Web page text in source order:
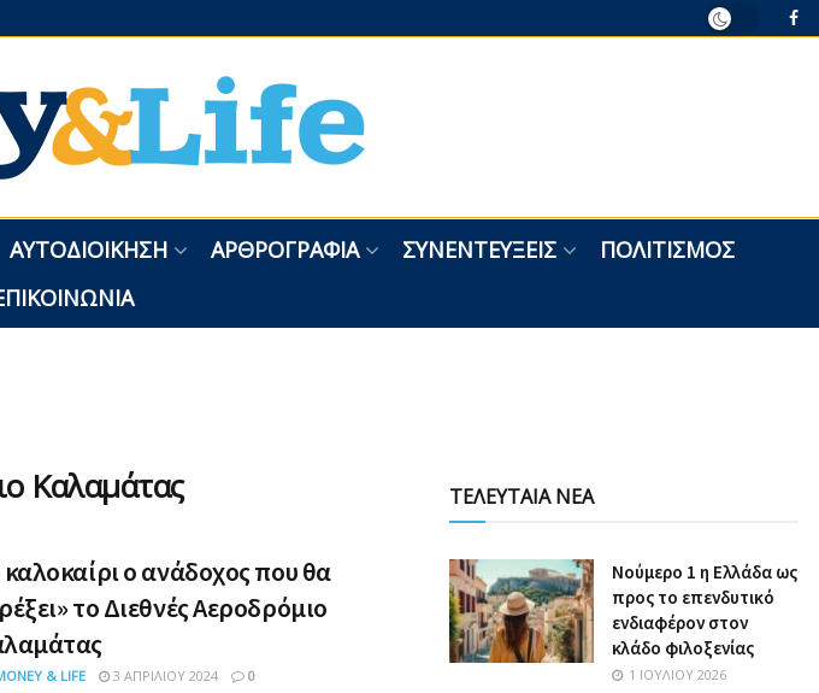
ΑΥΤΟΔΙΟΊΚΗΣΗ ΑΡΘΡΟΓΡΑΦΊΑ ΣΥΝΕΝΤΕΎΞΕΙΣ
ΠΟΛΙΤΙΣΜΌΣ
Καλαμάτας
καλοκαίρι ο ανάδοχος που θα
το Διεθνές Αεροδρόμιο
& LIFE 3 ΑΠΡΙΛΊΟΥ 2024 0
ΤΕΛΕΥΤΑΙΑ ΝΕΑ
Nούμερο 1 η Ελλάδα ως
προς το επενδυτικό
ενδιαφέρον στον
κλάδο φιλοξενίας
1 ΙΟΥΛΊΟΥ 2026